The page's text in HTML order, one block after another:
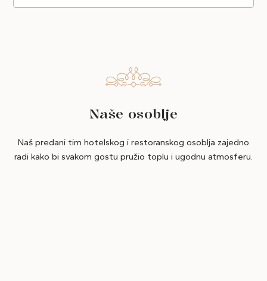
Naše osoblje
Naš predani tim hotelskog i restoranskog osoblja zajedno
radi kako bi svakom gostu pružio toplu i ugodnu atmosferu.